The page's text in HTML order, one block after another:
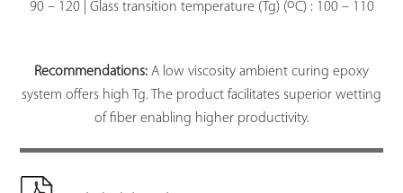
90 – 120 | Glass transition temperature (Tg) (oC) : 100 – 110
Recommendations: A low viscosity ambient curing epoxy
system offers high Tg. The product facilitates superior wetting
of fiber enabling higher productivity.